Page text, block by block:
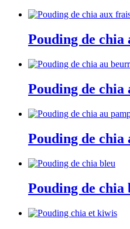
Pouding de chia
Pouding de chia
Pouding de chia
Pouding de chia